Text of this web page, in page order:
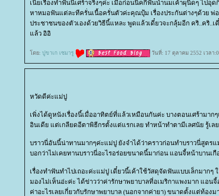
เนี่ยเรื่องทำฟันนี่เศร้าจริงๆค่ะ เมื่อก่อนนิคกี้ฟันน้ำนมเค้าผุนิดๆ ไปอุ
หาหมอฟันแต่ละทีครั่นเนื้อครั่นตัวค่ะคุณปุ้ม เรื่องประกันต่างๆด้วย พ่อ
ประชาชนของตัวเองด้วยวิธีนี้แหละ พูดแล้วเดี๋ยวจะกลุ้มอีก คริ..คริ
ล้ว อิอิ
ดย: ปูขาเก เซมารู วันที่: 17 ตุลาคม 2552 เวลา
หวัดดีค่ะแม่ปู
เพิ่งได้ดูหนังเรื่องนี้เมื่ออาทิตย์ที่แล้วเหมือนกันค่ะ บางตอนเศร้ามาก
อินเดีย แต่เกลียดอีตาพิธีกรตั้งแต่แรกเลย ทำหน้าทำตามีเลศนัย รู้เล
บราวนี่อันนี้น่าทานมากๆค่ะแม่ปู ยังจำได้ว่าคราวก่อนทำบราวนี่สูตร
บอกว่าไม่เคยทานบราวนี่อะไรอร่อยขนาดนี้มาก่อน แอนจี้หน้าบานเกื
เรื่องทำฟันทำไปเถอะค่ะแม่ปู เดี๋ยวนี้เค้าใช้วัสดุจัดฟันแบบเล็กมากๆ
มองไม่เห็นอ่ะค่ะ ได้ข่าวว่าค่ารักษาพยาบาลที่อเมริกาแพงมาก แอ
ค่าอะไรเลยเกี่ยวกับรักษาพยาบาล (นอกจากค่ายา) ขนาดตั้งแต่ท้อง